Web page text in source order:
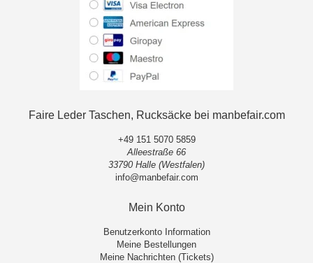
Faire Leder Taschen, Rucksäcke bei manbefair.com
+49 151 5070 5859
Alleestraße 66
33790 Halle (Westfalen)
info@manbefair.com
Mein Konto
Benutzerkonto Information
Meine Bestellungen
Meine Nachrichten (Tickets)